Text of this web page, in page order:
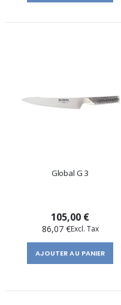
Global G 3
105,00 €
86,07 €
AJOUTER AU PANIER